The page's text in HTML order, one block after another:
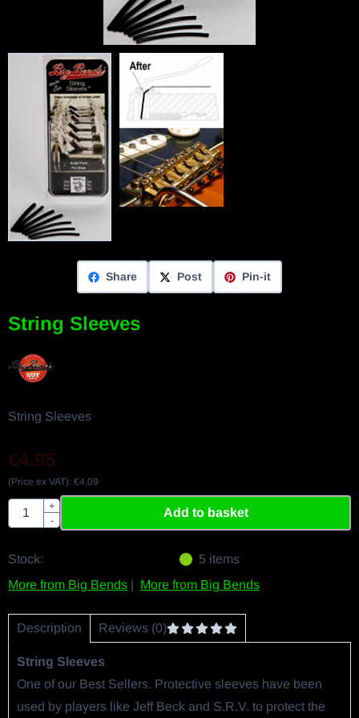
Share Post Pin-it
String Sleeves
String Sleeves
€4,95
(Price ex VAT): €4,09
Aantal
+
-
Add to basket
Stock: 5 items
More from Big Bends | More from Big Bends
Description Reviews (0)
String Sleeves
One of our Best Sellers. Protective sleeves have been
used by players like Jeff Beck and S.R.V. to protect the